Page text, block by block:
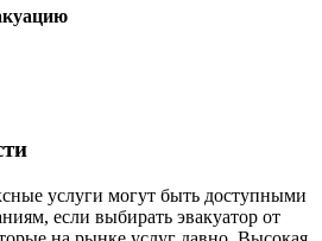
услуги могут быть доступными
если выбирать эвакуатор от